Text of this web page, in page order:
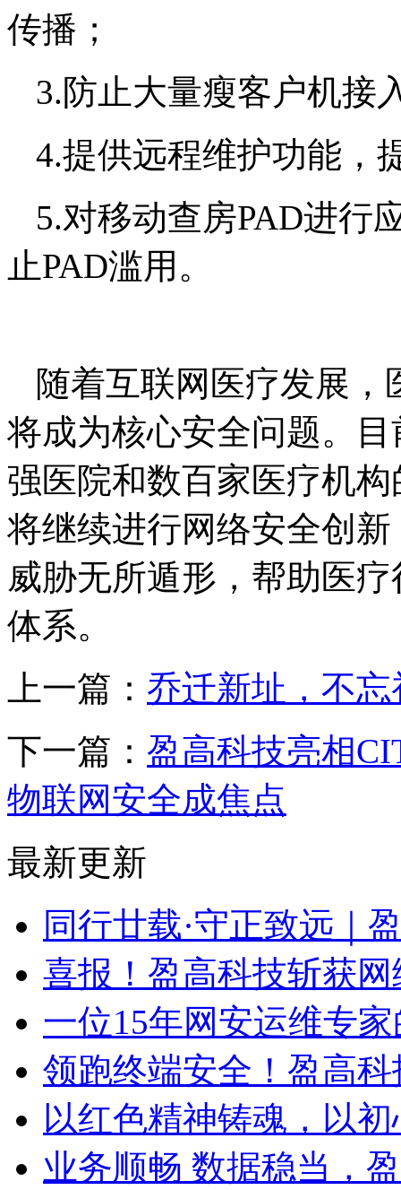
传播；
3.防止大量瘦客户机接
4.提供远程维护功能，
5.对移动查房PAD进行
止PAD滥用。
随着互联网医疗发展
将成为核心安全问题。
强医院和数百家医疗机
将继续进行网络安全创
威胁无所遁形，帮助医
体系。
上一篇： 乔迁新址，不
下一篇： 盈高科技亮相
物联网安全成焦点
最新更新
同行廿载·守正致远｜
喜报！盈高科技斩获
一位15年网安运维专
领跑终端安全！盈高
以红色精神铸魂，以
业务顺畅 数据稳当，